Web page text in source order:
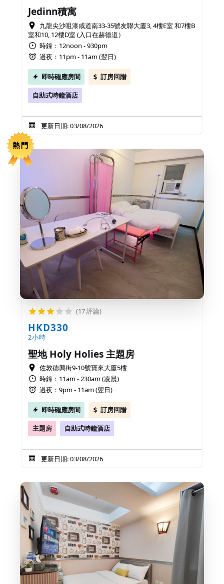
Jedinn積寓
九龍尖沙咀漆咸道南33-35號友聯大廈3, 4樓E室 和7樓B
室和10, 12樓D室 (入口在赫德道）
時鐘：12noon - 930pm
過夜：11pm - 11am (翌日)
即時確應房間 訂房回贈
自助式時鐘酒店
更新日期: 03/08/2026
(17 評論)
HKD330
2小時
聖地 Holy Holies 主題房
佐敦德興街9-10號寶來大廈5樓
時鐘：11am - 230am (凌晨)
過夜：9pm - 11am (翌日)
即時確應房間 訂房回贈
主題房 自助式時鐘酒店
更新日期: 03/08/2026